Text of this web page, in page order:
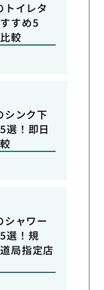
トイレタ
すめ5
較
シンク下
選！即日
シャワー
選！規
局指定店